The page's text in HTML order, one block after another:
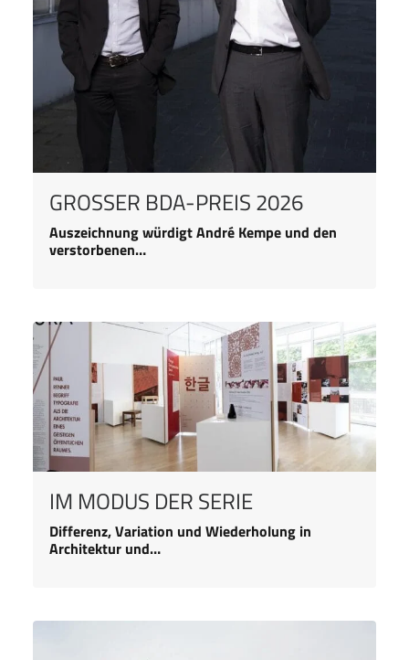
GROSSER BDA-PREIS 2026
Auszeichnung würdigt André Kempe und den
verstorbenen…
IM MODUS DER SERIE
Differenz, Variation und Wiederholung in
Architektur und…